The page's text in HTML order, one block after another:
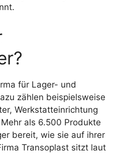
für Lager- und
zählen beispielsweise
Werkstatteinrichtung
als 6.500 Produkte
bereit, wie sie auf ihrer
Transoplast sitzt laut